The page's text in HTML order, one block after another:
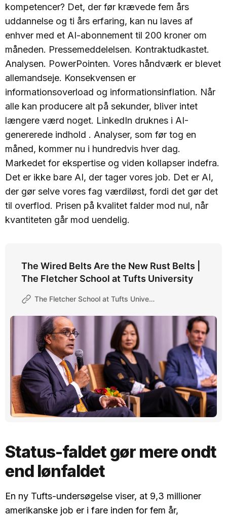
kompetencer? Det, der før krævede fem års
uddannelse og ti års erfaring, kan nu laves af
enhver med et AI-abonnement til 200 kroner om
måneden. Pressemeddelelsen. Kontraktudkastet.
Analysen. PowerPointen. Vores håndværk er blevet
allemandseje. Konsekvensen er
informationsoverload og informationsinflation. Når
alle kan producere alt på sekunder, bliver intet
længere værd noget. LinkedIn druknes i AI-
genererede indhold . Analyser, som før tog en
måned, kommer nu i hundredvis hver dag.
Markedet for ekspertise og viden kollapser indefra.
Det er ikke bare AI, der tager vores job. Det er AI,
der gør selve vores fag værdiløst, fordi det gør det
til overflod. Prisen på kvalitet falder mod nul, når
kvantiteten går mod uendelig.
The Wired Belts Are the New Rust Belts |
The Fletcher School at Tufts University
The Fletcher School at Tufts University
Status-faldet gør mere ondt
end lønfaldet
En ny Tufts-undersøgelse viser, at 9,3 millioner
amerikanske job er i fare inden for fem år,